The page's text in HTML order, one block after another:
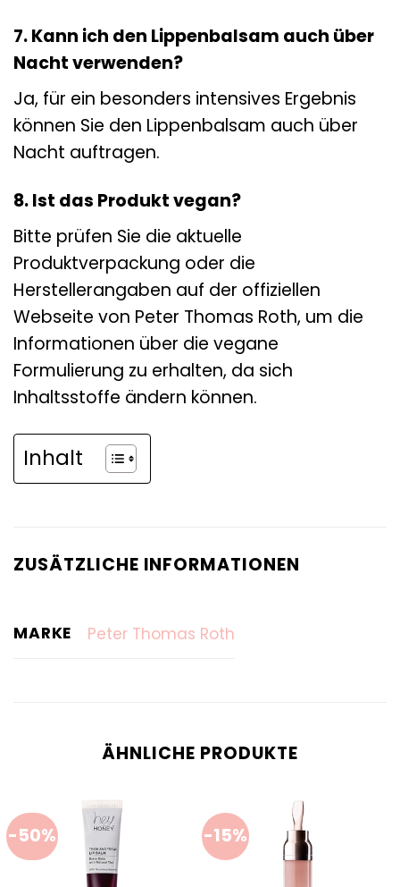
7. Kann ich den Lippenbalsam auch über
Nacht verwenden?
Ja, für ein besonders intensives Ergebnis
können Sie den Lippenbalsam auch über
Nacht auftragen.
8. Ist das Produkt vegan?
Bitte prüfen Sie die aktuelle
Produktverpackung oder die
Herstellerangaben auf der offiziellen
Webseite von Peter Thomas Roth, um die
Informationen über die vegane
Formulierung zu erhalten, da sich
Inhaltsstoffe ändern können.
Inhalt
ZUSÄTZLICHE INFORMATIONEN
MARKE Peter Thomas Roth
ÄHNLICHE PRODUKTE
-50% -15%